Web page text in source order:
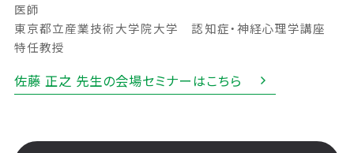
医師
東京都立産業技術大学院大学 認知症・神経心理学講座
特任教授
佐藤 正之 先生の会場セミナーはこちら